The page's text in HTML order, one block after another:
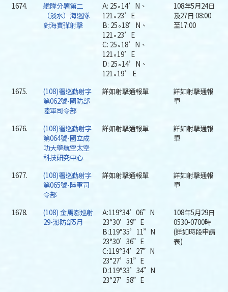
1674.
艦隊分署第二
（淡水）海巡隊
對海實彈射擊
A: 25∘14’N、
121∘23’E
B: 25∘18’N、
121∘23’E
C: 25∘18’N、
121∘19’E
D: 25∘14’N、
121∘19’ E
108年5月24日
及27日 08:00
至17:00
1675.
(108)署巡勤射字
第062號-國防部
陸軍司令部
詳如射擊通報單
詳如射擊通報
單
1676.
(108)署巡勤射字
第064號-國立成
功大學航空太空
科技研究中心
詳如射擊通報單
詳如射擊通報
單
1677.
(108)署巡勤射字
第065號-陸軍司
令部
詳如射擊通報單
詳如射擊通報
單
1678.
(108) 金馬澎巡射
29-澎防部5月
A:119°34’06”N
23°30’39”E
B:119°35’11”N
23°30’36”E
C:119°34’27”N
23°27’51”E
D:119°33’34”N
23°27’58”E
108年5月29日
0530-0700時
(詳如時段申請
表)